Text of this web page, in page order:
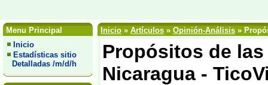
Menu Principal
Inicio
Estadísticas sitio
Detalladas /m/d/h
Inicio » Artículos » Opinión-Análisis »
Propósitos de
Nicaragua -